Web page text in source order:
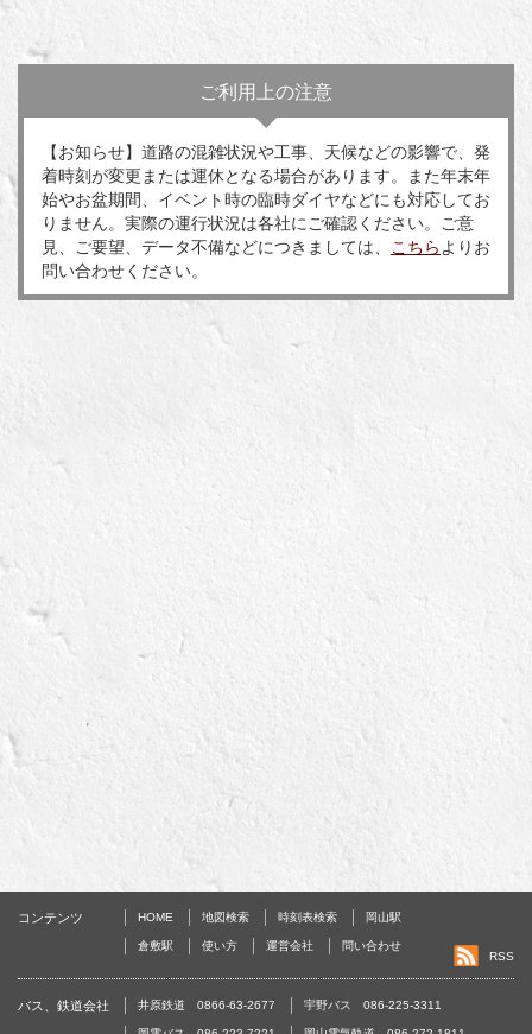
ご利用上の注意
【お知らせ】道路の混雑状況や工事、天候などの影響で、発
着時刻が変更または運休となる場合があります。また年末年
始やお盆期間、イベント時の臨時ダイヤなどにも対応してお
りません。実際の運行状況は各社にご確認ください。ご意
見、ご要望、データ不備などにつきましては、
こちら よりお
問い合わせください。
コンテンツ HOME 地図検索 時刻表検索 岡山駅
倉敷駅 使い方 運営会社
問い合わせ
RSS
バス、鉄道会社 井原鉄道 0866-63-2677 宇野バス 086-225-3311